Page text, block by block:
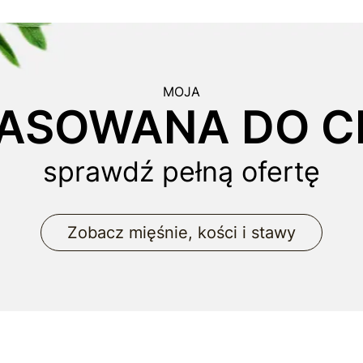
MOJA
DO
sprawdź pełną ofertę
Zobacz mięśnie, kości i stawy